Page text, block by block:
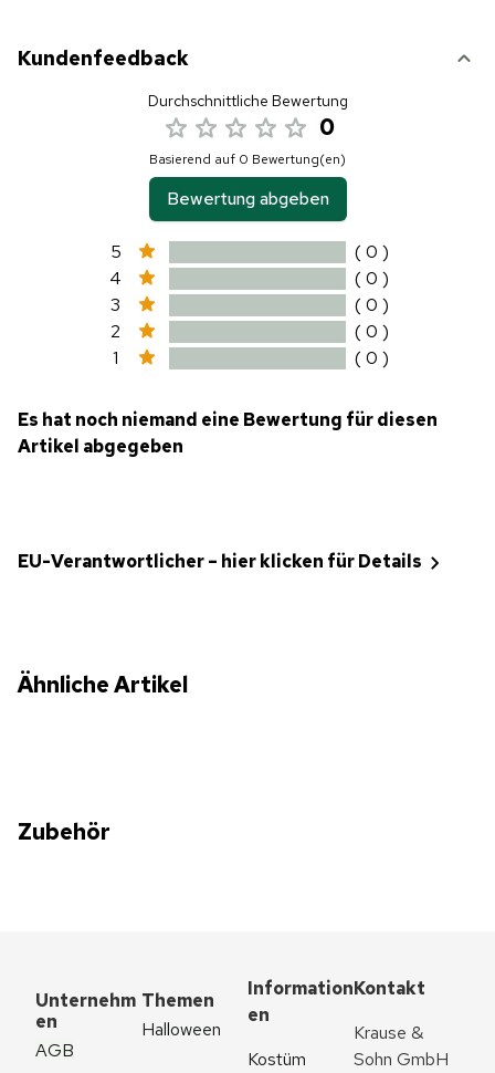
Kundenfeedback
Durchschnittliche Bewertung
0
Basierend auf 0 Bewertung(en)
Bewertung abgeben
5
( 0 )
4
( 0 )
3
( 0 )
2
( 0 )
1
( 0 )
Es hat noch niemand eine Bewertung für diesen
Artikel abgegeben
EU-Verantwortlicher – hier klicken für Details
Ähnliche Artikel
Zubehör
Unternehm
en
AGB
Themen
Halloween
Information
en
Kostüm
Kontakt
Krause &
Sohn GmbH